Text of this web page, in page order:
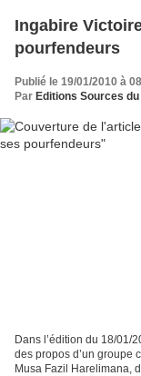
Ingabire
pourfendeurs
Publié le 19/01/2010 à
Par Editions Sources du
Dans l’édition du 18/01/
des propos d’un groupe
Musa Fazil Harelimana,